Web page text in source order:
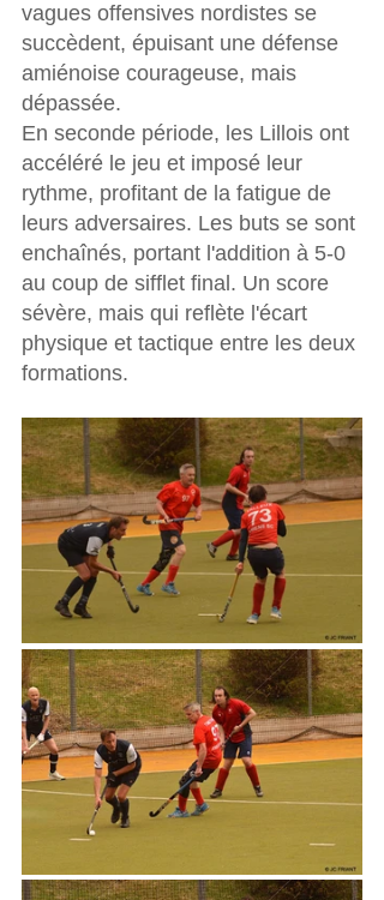
vagues offensives nordistes se
succèdent, épuisant une défense
amiénoise courageuse, mais
dépassée.
En seconde période, les Lillois ont
accéléré le jeu et imposé leur
rythme, profitant de la fatigue de
leurs adversaires. Les buts se sont
enchaînés, portant l'addition à 5-0
au coup de sifflet final. Un score
sévère, mais qui reflète l'écart
physique et tactique entre les deux
formations.